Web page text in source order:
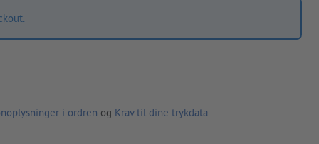
i ordren og Krav til dine trykdata